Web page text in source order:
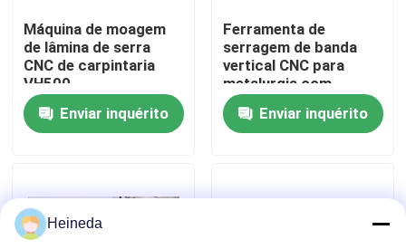
Notícia
Peça umas citações
Serras de faixa do CNC
Máquina de moagem
de lâmina de serra
CNC de carpintaria
VH500
Enviar inquérito
Ferramenta de
serragem de banda
vertical CNC para
metalurgia com
cinturão de serragem
Velocidade
200/2000m/min
Enviar inquérito
Heineda